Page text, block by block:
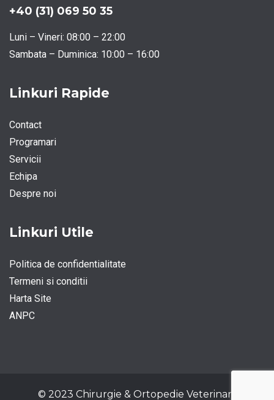
+40 (31) 069 50 35
Luni – Vineri: 08:00 – 22:00
Sambata – Duminica: 10:00 – 16:00
Linkuri Rapide
Contact
Programari
Servicii
Echipa
Despre noi
Linkuri Utile
Politica de confidentialitate
Termeni si conditii
Harta Site
ANPC
© 2023 Chirurgie & Ortopedie Veterinara